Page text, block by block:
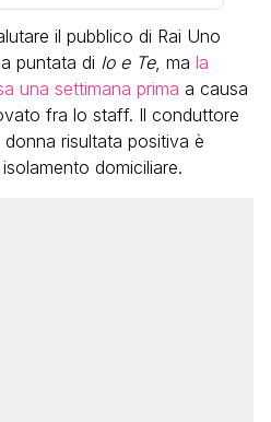
il pubblico di Rai Uno
puntata di Io e Te, ma la
una settimana prima a causa
fra lo staff. Il conduttore
risultata positiva è
domiciliare.